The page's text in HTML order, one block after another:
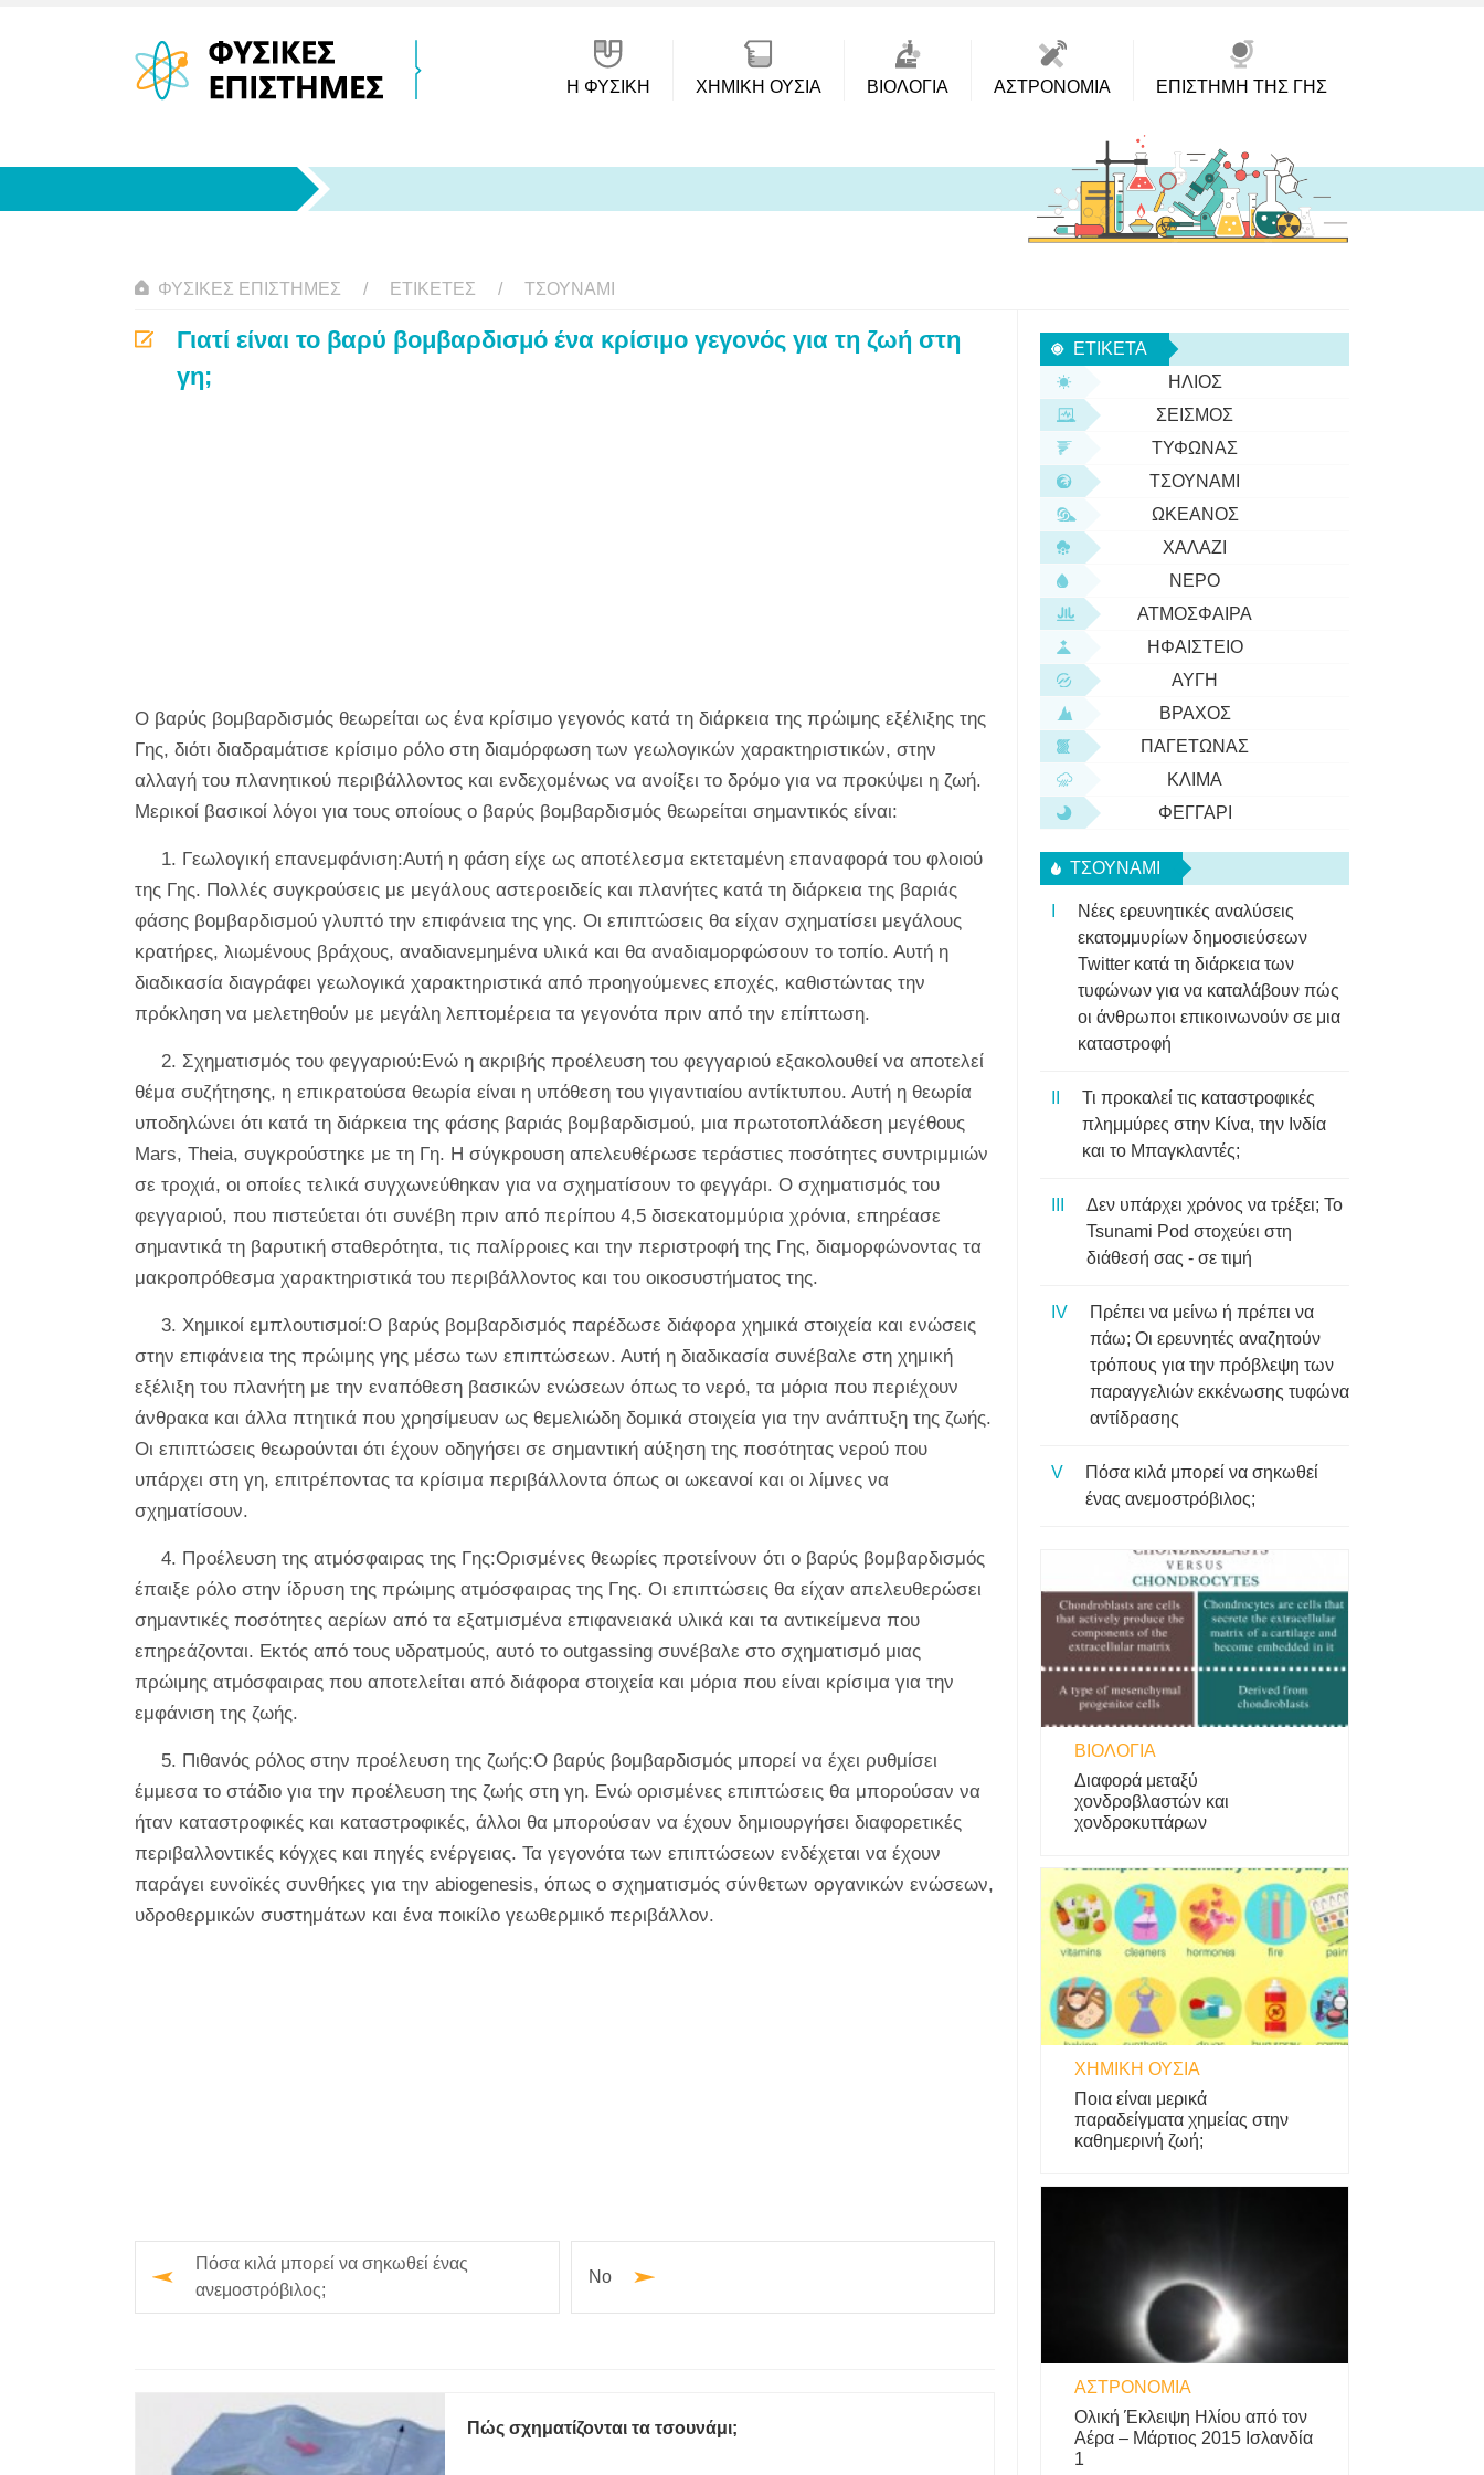
Η ΦΥΣΙΚΗ ΧΗΜΙΚΉ ΟΥΣΊΑ ΒΙΟΛΟΓΊΑ ΑΣΤΡΟΝΟΜΊΑ ΕΠΙΣΤΉΜΗ ΤΗΣ ΓΗΣ
ΦΥΣΙΚΈΣ ΕΠΙΣΤΉΜΕΣ ΕΤΙΚΈΤΕΣ ΤΣΟΥΝΆΜΙ
Γιατί είναι το βαρύ βομβαρδισμό ένα κρίσιμο γεγονός για τη ζωή στη
γη;
Ο βαρύς βομβαρδισμός θεωρείται ως ένα κρίσιμο γεγονός κατά τη διάρκεια της πρώιμης εξέλιξης της
Γης, διότι διαδραμάτισε κρίσιμο ρόλο στη διαμόρφωση των γεωλογικών χαρακτηριστικών, στην
αλλαγή του πλανητικού περιβάλλοντος και ενδεχομένως να ανοίξει το δρόμο για να προκύψει η ζωή.
Μερικοί βασικοί λόγοι για τους οποίους ο βαρύς βομβαρδισμός θεωρείται σημαντικός είναι:
1. Γεωλογική επανεμφάνιση:Αυτή η φάση είχε ως αποτέλεσμα εκτεταμένη επαναφορά του φλοιού
της Γης. Πολλές συγκρούσεις με μεγάλους αστεροειδείς και πλανήτες κατά τη διάρκεια της βαριάς
φάσης βομβαρδισμού γλυπτό την επιφάνεια της γης. Οι επιπτώσεις θα είχαν σχηματίσει μεγάλους
κρατήρες, λιωμένους βράχους, αναδιανεμημένα υλικά και θα αναδιαμορφώσουν το τοπίο. Αυτή η
διαδικασία διαγράφει γεωλογικά χαρακτηριστικά από προηγούμενες εποχές, καθιστώντας την
πρόκληση να μελετηθούν με μεγάλη λεπτομέρεια τα γεγονότα πριν από την επίπτωση.
2. Σχηματισμός του φεγγαριού:Ενώ η ακριβής προέλευση του φεγγαριού εξακολουθεί να αποτελεί
θέμα συζήτησης, η επικρατούσα θεωρία είναι η υπόθεση του γιγαντιαίου αντίκτυπου. Αυτή η θεωρία
υποδηλώνει ότι κατά τη διάρκεια της φάσης βαριάς βομβαρδισμού, μια πρωτοτοπλάδεση μεγέθους
Mars, Theia, συγκρούστηκε με τη Γη. Η σύγκρουση απελευθέρωσε τεράστιες ποσότητες συντριμμιών
σε τροχιά, οι οποίες τελικά συγχωνεύθηκαν για να σχηματίσουν το φεγγάρι. Ο σχηματισμός του
φεγγαριού, που πιστεύεται ότι συνέβη πριν από περίπου 4,5 δισεκατομμύρια χρόνια, επηρέασε
σημαντικά τη βαρυτική σταθερότητα, τις παλίρροιες και την περιστροφή της Γης, διαμορφώνοντας τα
μακροπρόθεσμα χαρακτηριστικά του περιβάλλοντος και του οικοσυστήματος της.
3. Χημικοί εμπλουτισμοί:Ο βαρύς βομβαρδισμός παρέδωσε διάφορα χημικά στοιχεία και ενώσεις
στην επιφάνεια της πρώιμης γης μέσω των επιπτώσεων. Αυτή η διαδικασία συνέβαλε στη χημική
εξέλιξη του πλανήτη με την εναπόθεση βασικών ενώσεων όπως το νερό, τα μόρια που περιέχουν
άνθρακα και άλλα πτητικά που χρησίμευαν ως θεμελιώδη δομικά στοιχεία για την ανάπτυξη της ζωής.
Οι επιπτώσεις θεωρούνται ότι έχουν οδηγήσει σε σημαντική αύξηση της ποσότητας νερού που
υπάρχει στη γη, επιτρέποντας τα κρίσιμα περιβάλλοντα όπως οι ωκεανοί και οι λίμνες να
σχηματίσουν.
4. Προέλευση της ατμόσφαιρας της Γης:Ορισμένες θεωρίες προτείνουν ότι ο βαρύς βομβαρδισμός
έπαιξε ρόλο στην ίδρυση της πρώιμης ατμόσφαιρας της Γης. Οι επιπτώσεις θα είχαν απελευθερώσει
σημαντικές ποσότητες αερίων από τα εξατμισμένα επιφανειακά υλικά και τα αντικείμενα που
επηρεάζονται. Εκτός από τους υδρατμούς, αυτό το outgassing συνέβαλε στο σχηματισμό μιας
πρώιμης ατμόσφαιρας που αποτελείται από διάφορα στοιχεία και μόρια που είναι κρίσιμα για την
εμφάνιση της ζωής.
5. Πιθανός ρόλος στην προέλευση της ζωής:Ο βαρύς βομβαρδισμός μπορεί να έχει ρυθμίσει
έμμεσα το στάδιο για την προέλευση της ζωής στη γη. Ενώ ορισμένες επιπτώσεις θα μπορούσαν να
ήταν καταστροφικές και καταστροφικές, άλλοι θα μπορούσαν να έχουν δημιουργήσει διαφορετικές
περιβαλλοντικές κόγχες και πηγές ενέργειας. Τα γεγονότα των επιπτώσεων ενδέχεται να έχουν
παράγει ευνοϊκές συνθήκες για την abiogenesis, όπως ο σχηματισμός σύνθετων οργανικών ενώσεων,
υδροθερμικών συστημάτων και ένα ποικίλο γεωθερμικό περιβάλλον.
Πόσα κιλά μπορεί να σηκωθεί ένας
ανεμοστρόβιλος;
No
Πώς σχηματίζονται τα τσουνάμι;
ΕΤΙΚΈΤΑ
ΉΛΙΟΣ
ΣΕΙΣΜΌΣ
ΤΥΦΏΝΑΣ
ΤΣΟΥΝΆΜΙ
ΩΚΕΑΝΌΣ
ΧΑΛΆΖΙ
ΝΕΡΌ
ΑΤΜΌΣΦΑΙΡΑ
ΗΦΑΊΣΤΕΙΟ
ΑΥΓΉ
ΒΡΆΧΟΣ
ΠΑΓΕΤΏΝΑΣ
ΚΛΊΜΑ
ΦΕΓΓΆΡΙ
ΤΣΟΥΝΆΜΙ
Νέες ερευνητικές αναλύσεις
εκατομμυρίων δημοσιεύσεων
Twitter κατά τη διάρκεια των
τυφώνων για να καταλάβουν πώς
οι άνθρωποι επικοινωνούν σε μια
καταστροφή
Τι προκαλεί τις καταστροφικές
πλημμύρες στην Κίνα, την Ινδία
και το Μπαγκλαντές;
Δεν υπάρχει χρόνος να τρέξει; Το
Tsunami Pod στοχεύει στη
διάθεσή σας - σε τιμή
Πρέπει να μείνω ή πρέπει να
πάω; Οι ερευνητές αναζητούν
τρόπους για την πρόβλεψη των
παραγγελιών εκκένωσης τυφώνα
αντίδρασης
Πόσα κιλά μπορεί να σηκωθεί
ένας ανεμοστρόβιλος;
ΒΙΟΛΟΓΊΑ
Διαφορά μεταξύ
χονδροβλαστών και
χονδροκυττάρων
ΧΗΜΙΚΉ ΟΥΣΊΑ
Ποια είναι μερικά
παραδείγματα χημείας στην
καθημερινή ζωή;
ΑΣΤΡΟΝΟΜΊΑ
Ολική Έκλειψη Ηλίου από τον
Αέρα – Μάρτιος 2015 Ισλανδία
1